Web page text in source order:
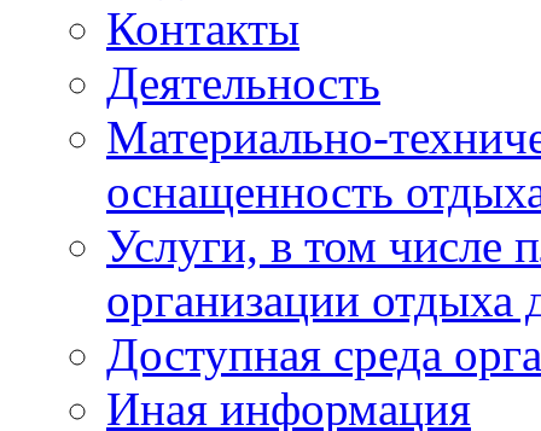
Контакты
Деятельность
Материально-
оснащенность
Услуги, в том числе
организации отдыха
Доступная среда
Иная информация